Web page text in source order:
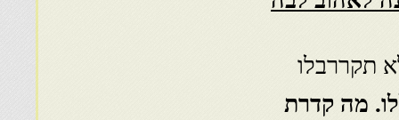
תקררבלו
מה קדרת